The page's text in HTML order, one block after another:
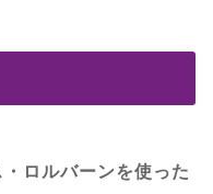
ロルバーンを使った